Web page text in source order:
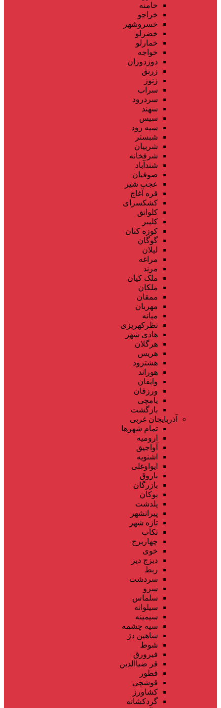
خامنه
خراجو
خسروشهر
خضرلو
خمارلو
خواجه
دوزدوزان
زرنق
زنوز
سراب
سردرود
سهند
سیس
سیه رود
شبستر
شربیان
شرفخانه
شندآباد
صوفیان
عجب شیر
قره آغاج
کشکسرای
کلوانق
کلیبر
کوزه کنان
گوگان
لیلان
مراغه
مرند
ملک کیان
ملکان
ممقان
مهربان
میانه
نظرکهریزی
هادی شهر
هرگلان
هریس
هشترود
هوراند
وایقان
ورزقان
یامچی
بازگشت
آذربایجان غربی
تمام شهر‌ها
ارومیه
آواجیق
اشنویه
ایواوغلی
باروق
بازرگان
بوکان
پلدشت
پیرانشهر
تازه شهر
تکاب
چهاربرج
خوی
دیزج دیز
ربط
سردشت
سرو
سلماس
سیلوانه
سیمینه
سیه چشمه
شاهین دژ
شوط
فیرورق
قر ضیاالدین
قطور
قوشچی
کشاورز
گردکشانه